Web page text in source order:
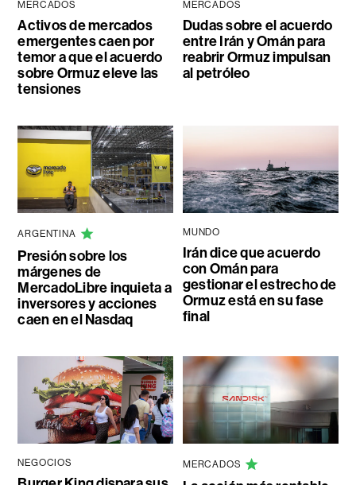
MERCADOS
Activos de mercados
emergentes caen por
temor a que el acuerdo
sobre Ormuz eleve las
tensiones
MERCADOS
Dudas sobre el acuerdo
entre Irán y Omán para
reabrir Ormuz impulsan
al petróleo
ARGENTINA
Presión sobre los
márgenes de
MercadoLibre inquieta a
inversores y acciones
caen en el Nasdaq
MUNDO
Irán dice que acuerdo
con Omán para
gestionar el estrecho de
Ormuz está en su fase
final
NEGOCIOS MERCADOS